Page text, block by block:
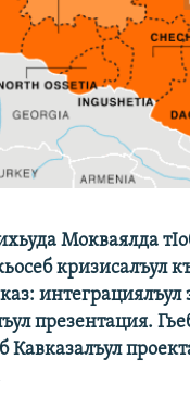
РАССЫЛКУ
РС
Мокваялда
кризисалъул
интеграциялъул
презентация.